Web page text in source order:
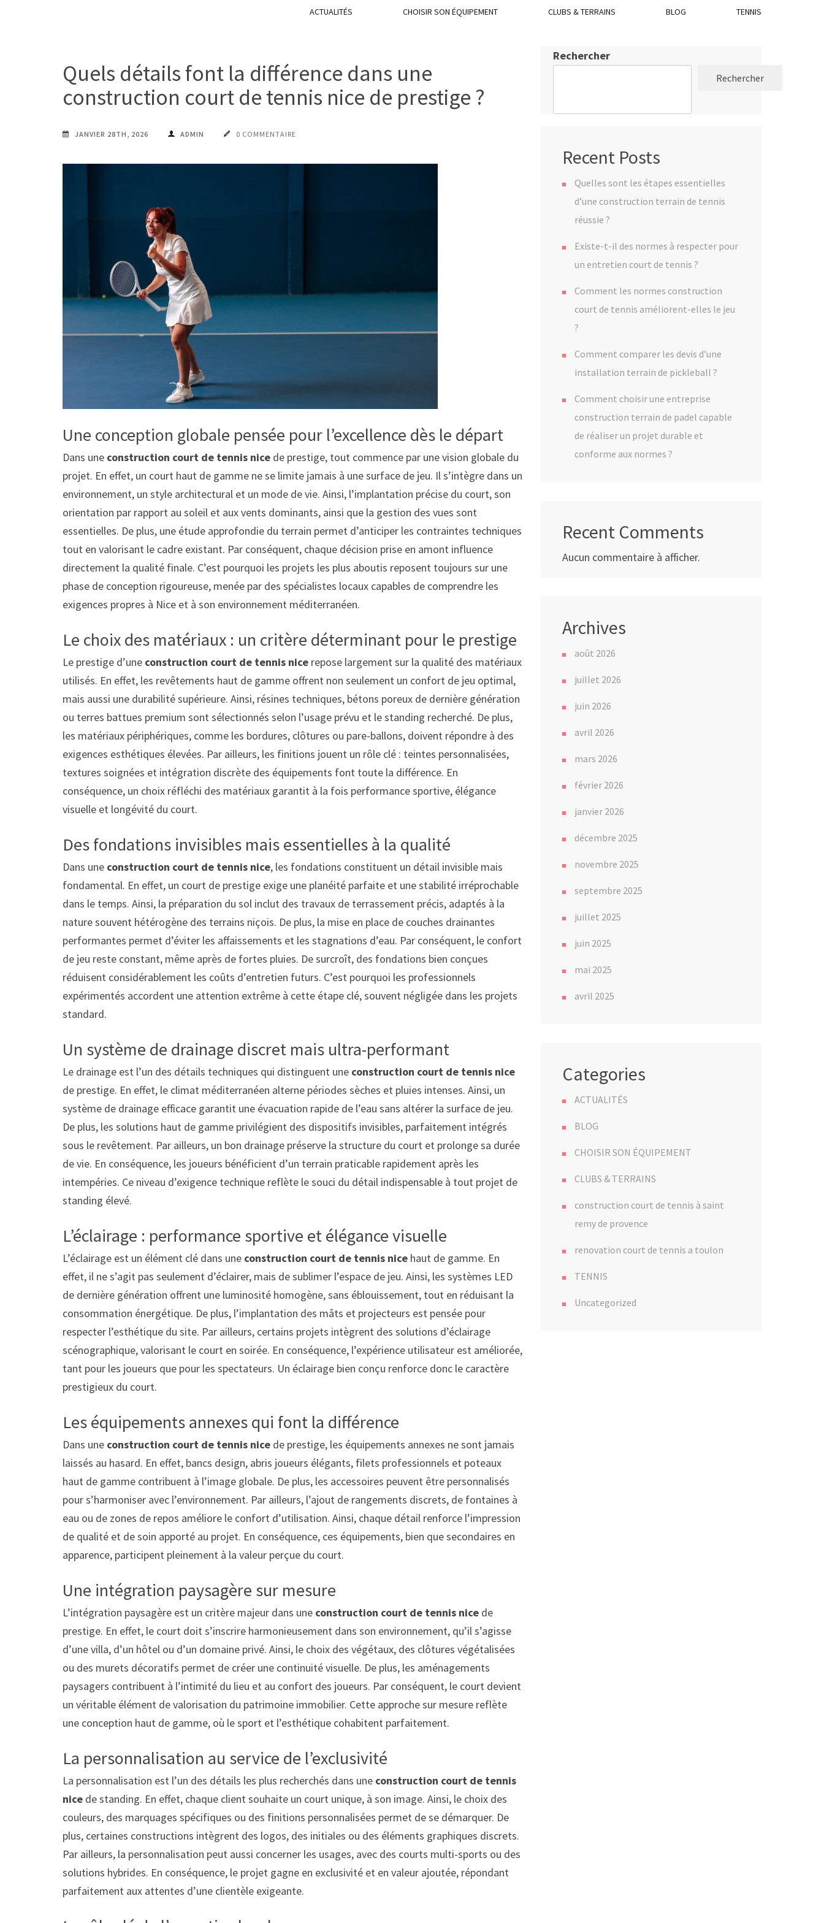
ACTUALITÉS CHOISIR SON ÉQUIPEMENT CLUBS & TERRAINS BLOG TENNIS
Quels détails font la différence dans une
construction court de tennis nice de prestige ?
JANVIER 28TH, 2026 ADMIN 0 COMMENTAIRE
Une conception globale pensée pour l’excellence dès le départ
Dans une construction court de tennis nice de prestige, tout commence par une vision globale du
projet. En effet, un court haut de gamme ne se limite jamais à une surface de jeu. Il s’intègre dans un
environnement, un style architectural et un mode de vie. Ainsi, l’implantation précise du court, son
orientation par rapport au soleil et aux vents dominants, ainsi que la gestion des vues sont
essentielles. De plus, une étude approfondie du terrain permet d’anticiper les contraintes techniques
tout en valorisant le cadre existant. Par conséquent, chaque décision prise en amont influence
directement la qualité finale. C’est pourquoi les projets les plus aboutis reposent toujours sur une
phase de conception rigoureuse, menée par des spécialistes locaux capables de comprendre les
exigences propres à Nice et à son environnement méditerranéen.
Le choix des matériaux : un critère déterminant pour le prestige
Le prestige d’une construction court de tennis nice repose largement sur la qualité des matériaux
utilisés. En effet, les revêtements haut de gamme offrent non seulement un confort de jeu optimal,
mais aussi une durabilité supérieure. Ainsi, résines techniques, bétons poreux de dernière génération
ou terres battues premium sont sélectionnés selon l’usage prévu et le standing recherché. De plus,
les matériaux périphériques, comme les bordures, clôtures ou pare-ballons, doivent répondre à des
exigences esthétiques élevées. Par ailleurs, les finitions jouent un rôle clé : teintes personnalisées,
textures soignées et intégration discrète des équipements font toute la différence. En
conséquence, un choix réfléchi des matériaux garantit à la fois performance sportive, élégance
visuelle et longévité du court.
Des fondations invisibles mais essentielles à la qualité
Dans une construction court de tennis nice, les fondations constituent un détail invisible mais
fondamental. En effet, un court de prestige exige une planéité parfaite et une stabilité irréprochable
dans le temps. Ainsi, la préparation du sol inclut des travaux de terrassement précis, adaptés à la
nature souvent hétérogène des terrains niçois. De plus, la mise en place de couches drainantes
performantes permet d’éviter les affaissements et les stagnations d’eau. Par conséquent, le confort
de jeu reste constant, même après de fortes pluies. De surcroît, des fondations bien conçues
réduisent considérablement les coûts d’entretien futurs. C’est pourquoi les professionnels
expérimentés accordent une attention extrême à cette étape clé, souvent négligée dans les projets
standard.
Un système de drainage discret mais ultra-performant
Le drainage est l’un des détails techniques qui distinguent une construction court de tennis nice
de prestige. En effet, le climat méditerranéen alterne périodes sèches et pluies intenses. Ainsi, un
système de drainage efficace garantit une évacuation rapide de l’eau sans altérer la surface de jeu.
De plus, les solutions haut de gamme privilégient des dispositifs invisibles, parfaitement intégrés
sous le revêtement. Par ailleurs, un bon drainage préserve la structure du court et prolonge sa durée
de vie. En conséquence, les joueurs bénéficient d’un terrain praticable rapidement après les
intempéries. Ce niveau d’exigence technique reflète le souci du détail indispensable à tout projet de
standing élevé.
L’éclairage : performance sportive et élégance visuelle
L’éclairage est un élément clé dans une construction court de tennis nice haut de gamme. En
effet, il ne s’agit pas seulement d’éclairer, mais de sublimer l’espace de jeu. Ainsi, les systèmes LED
de dernière génération offrent une luminosité homogène, sans éblouissement, tout en réduisant la
consommation énergétique. De plus, l’implantation des mâts et projecteurs est pensée pour
respecter l’esthétique du site. Par ailleurs, certains projets intègrent des solutions d’éclairage
scénographique, valorisant le court en soirée. En conséquence, l’expérience utilisateur est améliorée,
tant pour les joueurs que pour les spectateurs. Un éclairage bien conçu renforce donc le caractère
prestigieux du court.
Les équipements annexes qui font la différence
Dans une construction court de tennis nice de prestige, les équipements annexes ne sont jamais
laissés au hasard. En effet, bancs design, abris joueurs élégants, filets professionnels et poteaux
haut de gamme contribuent à l’image globale. De plus, les accessoires peuvent être personnalisés
pour s’harmoniser avec l’environnement. Par ailleurs, l’ajout de rangements discrets, de fontaines à
eau ou de zones de repos améliore le confort d’utilisation. Ainsi, chaque détail renforce l’impression
de qualité et de soin apporté au projet. En conséquence, ces équipements, bien que secondaires en
apparence, participent pleinement à la valeur perçue du court.
Une intégration paysagère sur mesure
L’intégration paysagère est un critère majeur dans une construction court de tennis nice de
prestige. En effet, le court doit s’inscrire harmonieusement dans son environnement, qu’il s’agisse
d’une villa, d’un hôtel ou d’un domaine privé. Ainsi, le choix des végétaux, des clôtures végétalisées
ou des murets décoratifs permet de créer une continuité visuelle. De plus, les aménagements
paysagers contribuent à l’intimité du lieu et au confort des joueurs. Par conséquent, le court devient
un véritable élément de valorisation du patrimoine immobilier. Cette approche sur mesure reflète
une conception haut de gamme, où le sport et l’esthétique cohabitent parfaitement.
La personnalisation au service de l’exclusivité
La personnalisation est l’un des détails les plus recherchés dans une construction court de tennis
nice de standing. En effet, chaque client souhaite un court unique, à son image. Ainsi, le choix des
couleurs, des marquages spécifiques ou des finitions personnalisées permet de se démarquer. De
plus, certaines constructions intègrent des logos, des initiales ou des éléments graphiques discrets.
Par ailleurs, la personnalisation peut aussi concerner les usages, avec des courts multi-sports ou des
solutions hybrides. En conséquence, le projet gagne en exclusivité et en valeur ajoutée, répondant
parfaitement aux attentes d’une clientèle exigeante.
Rechercher
Rechercher
Recent Posts
Quelles sont les étapes essentielles
d’une construction terrain de tennis
réussie ?
Existe-t-il des normes à respecter pour
un entretien court de tennis ?
Comment les normes construction
court de tennis améliorent-elles le jeu
?
Comment comparer les devis d’une
installation terrain de pickleball ?
Comment choisir une entreprise
construction terrain de padel capable
de réaliser un projet durable et
conforme aux normes ?
Recent Comments
Aucun commentaire à afficher.
Archives
août 2026
juillet 2026
juin 2026
avril 2026
mars 2026
février 2026
janvier 2026
décembre 2025
novembre 2025
septembre 2025
juillet 2025
juin 2025
mai 2025
avril 2025
Categories
ACTUALITÉS
BLOG
CHOISIR SON ÉQUIPEMENT
CLUBS & TERRAINS
construction court de tennis à saint
remy de provence
renovation court de tennis a toulon
TENNIS
Uncategorized